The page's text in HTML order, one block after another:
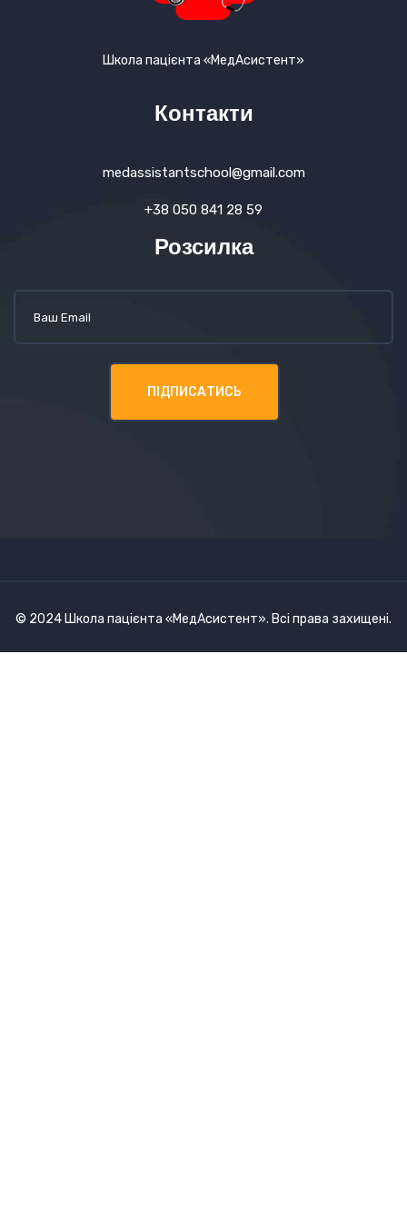
Школа пацієнта «МедАсистент»
Контакти
medassistantschool@gmail.com
+38 050 841 28 59
Розсилка
© 2024 Школа пацієнта «МедАсистент». Всі права захищені.